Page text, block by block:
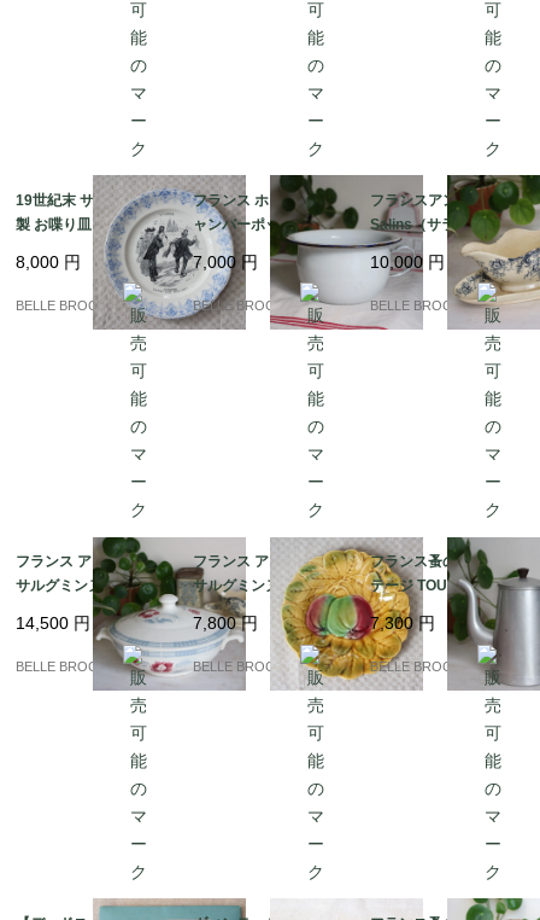
19世紀末 サルグミンヌ
製 お喋り皿「Légume
s / OIGNONS（玉ね
ぎ）」フランスアンテ
ィーク プレート｜フラ
ンス発送（到着まで2-3
8,000 円
BELLE BROCANTE
フランス ホーロー製チ
ャンバーポット 白×ネ
イビー 持ち手付き ポッ
ト 蚤の市｜フランス発
送（到着まで2-3週間）
7,000 円
BELLE BROCANTE
フランスアンティーク
Salins（サラン）窯 勿
忘草とガーランドのソ
ーシエール / ブルー 19
00年代初頭｜フランス
発送（到着まで2-3週
10,000 円
BELLE BROCANTE
フランス アンティーク
サルグミンヌ / CAROL
Eシリーズ 蓋付きレギ
ュミエ（スープボウ
ル） 赤い花とブルーチ
ェック｜フランス発送
（到着まで2-3週間）
14,500 円
BELLE BROCANTE
フランス アンティーク
サルグミンヌ バルボテ
ィーヌ 飾り皿 リンゴと
葉の浮き彫り 19cm Sa
rreguemines｜フラン
ス発送（到着まで2-3週
7,800円
BELLE BROCANTE
フランス蚤の市 ヴィン
テージ TOURNUS アル
ミ コーヒーポット 持ち
手ベークライト｜フラ
ンス発送（到着まで2-3
週間）
7,300円
BELLE BROCANTE